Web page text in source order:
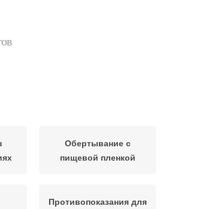
Обертывание с
пищевой пленкой
Противопоказания для